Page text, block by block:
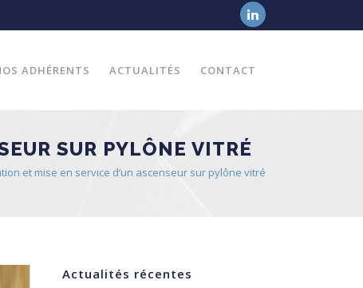
ADHÉRENTS ACTUALITÉS CONTACT
SUR PYLÔNE VITRÉ
et mise en service d’un ascenseur sur pylône vitré
Actualités récentes